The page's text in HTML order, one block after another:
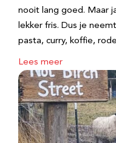
nooit lang goed. Maar
lekker fris. Dus je
pasta, curry, koffie,
Lees meer